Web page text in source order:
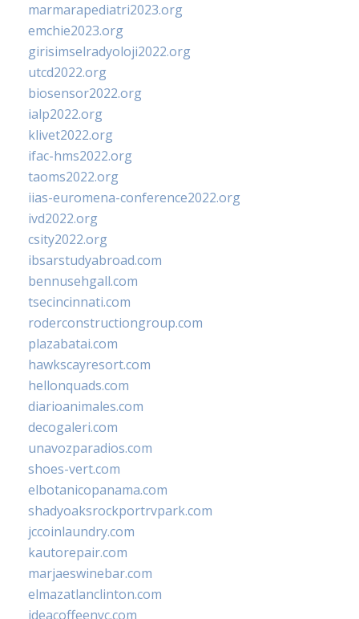
marmarapediatri2023.org
emchie2023.org
girisimselradyoloji2022.org
utcd2022.org
biosensor2022.org
ialp2022.org
klivet2022.org
ifac-hms2022.org
taoms2022.org
iias-euromena-conference2022.org
ivd2022.org
csity2022.org
ibsarstudyabroad.com
bennusehgall.com
tsecincinnati.com
roderconstructiongroup.com
plazabatai.com
hawkscayresort.com
hellonquads.com
diarioanimales.com
decogaleri.com
unavozparadios.com
shoes-vert.com
elbotanicopanama.com
shadyoaksrockportrvpark.com
jccoinlaundry.com
kautorepair.com
marjaeswinebar.com
elmazatlanclinton.com
ideacoffeenyc.com